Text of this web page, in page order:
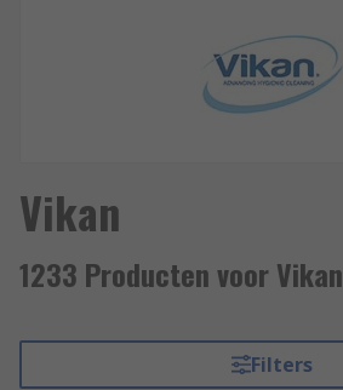
Vikan
1233 Producten voor Vikan
Filters